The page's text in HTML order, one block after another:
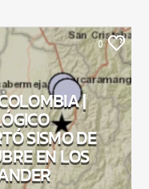
0
|
SISMO DE
EN LOS